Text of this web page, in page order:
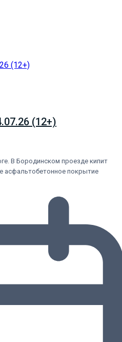
(12+)
В Бородинском проезде кипит
асфальтобетонное покрытие